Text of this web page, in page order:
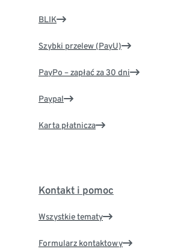
BLIK
Szybki przelew (PayU)
PayPo – zapłać za 30 dni
Paypal
Karta płatnicza
Kontakt i pomoc
Wszystkie tematy
Formularz kontaktowy